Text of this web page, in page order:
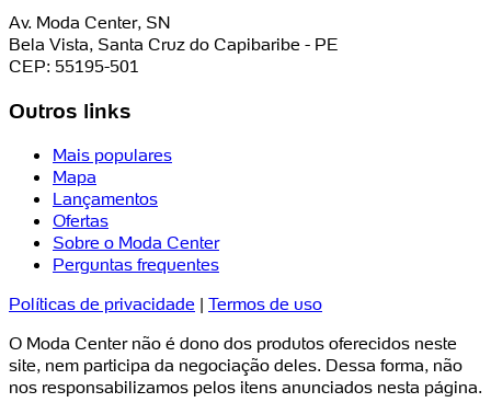
Av. Moda Center, SN
Bela Vista, Santa Cruz do Capibaribe - PE
CEP: 55195-501
Outros links
Mais populares
Mapa
Lançamentos
Ofertas
Sobre o Moda Center
Perguntas frequentes
Políticas de privacidade | Termos de uso
O Moda Center não é dono dos produtos oferecidos neste
site, nem participa da negociação deles. Dessa forma, não
nos responsabilizamos pelos itens anunciados nesta página.